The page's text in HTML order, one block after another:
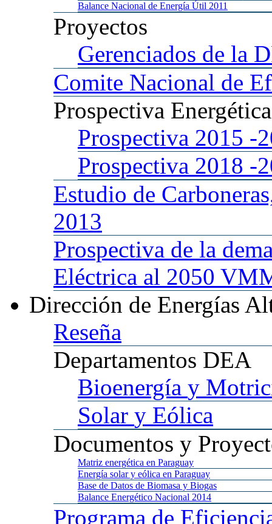
Balance Nacional de Energía Útil 2011
Proyectos
Gerenciados de la
Comite Nacional de
Prospectiva
Prospectiva 2015 -
Prospectiva 2018 -
Estudio de
2013
Prospectiva de la
Eléctrica al 2050
Dirección de Energías
Reseña
Departamentos DEA
Bioenergía y
Solar y Eólica
Documentos y
Matriz energética en Paraguay
Energía solar y eólica en Paraguay
Base de Datos de Biomasa y Biogas
Balance Energético Nacional 2014
Programa de